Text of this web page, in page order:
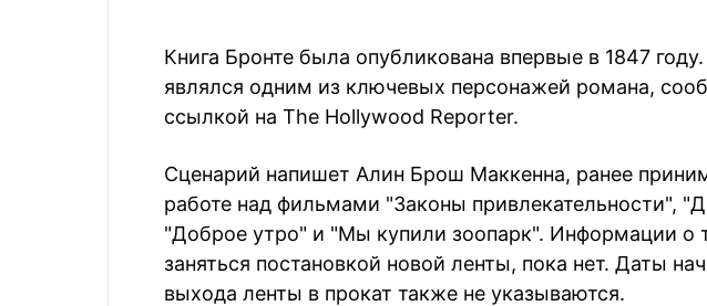
Книга Бронте была опубликована впервые в 1847
являлся одним из ключевых персонажей романа,
ссылкой на The Hollywood Reporter.
Сценарий напишет Алин Брош Маккенна, ранее
работе над фильмами "Законы привлекательности",
"Доброе утро" и "Мы купили зоопарк". Информации о
заняться постановкой новой ленты, пока нет. Даты
выхода ленты в прокат также не указываются.